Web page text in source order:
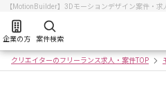
【MotionBuilder】3Dモーションデザイン案件・
企業の方 案件検索
クリエイターのフリーランス求人・案件TOP